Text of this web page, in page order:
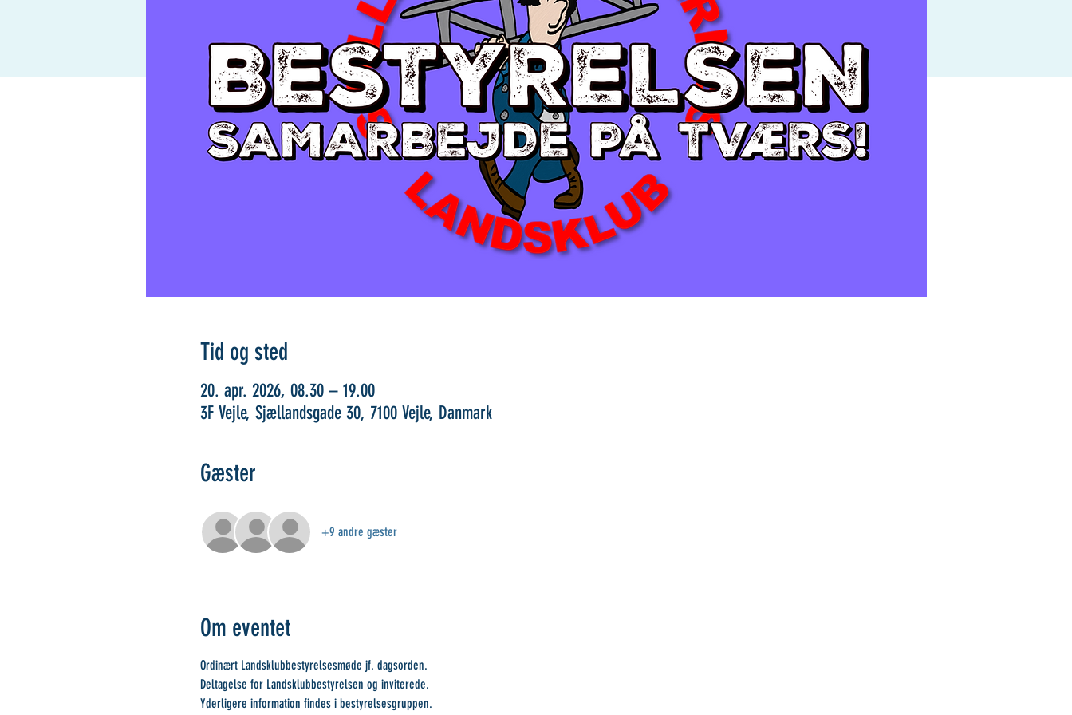
Tid og sted
20. apr. 2026, 08.30 – 19.00
3F Vejle, Sjællandsgade 30, 7100 Vejle, Danmark
Gæster
+9 andre gæster
Om eventet
Ordinært Landsklubbestyrelsesmøde jf. dagsorden.
Deltagelse for Landsklubbestyrelsen og inviterede.
Yderligere information findes i bestyrelsesgruppen.